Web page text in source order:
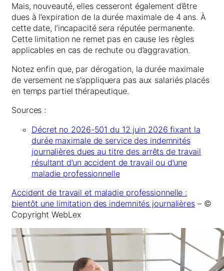
Mais, nouveauté, elles cesseront également d’être
dues à l’expiration de la durée maximale de 4 ans. À
cette date, l’incapacité sera réputée permanente.
Cette limitation ne remet pas en cause les règles
applicables en cas de rechute ou d’aggravation.
Notez enfin que, par dérogation, la durée maximale
de versement ne s’appliquera pas aux salariés placés
en temps partiel thérapeutique.
Sources :
Décret no 2026-501 du 12 juin 2026 fixant la
durée maximale de service des indemnités
journalières dues au titre des arrêts de travail
résultant d’un accident de travail ou d’une
maladie professionnelle
Accident de travail et maladie professionnelle :
bientôt une limitation des indemnités journalières – ©
Copyright WebLex